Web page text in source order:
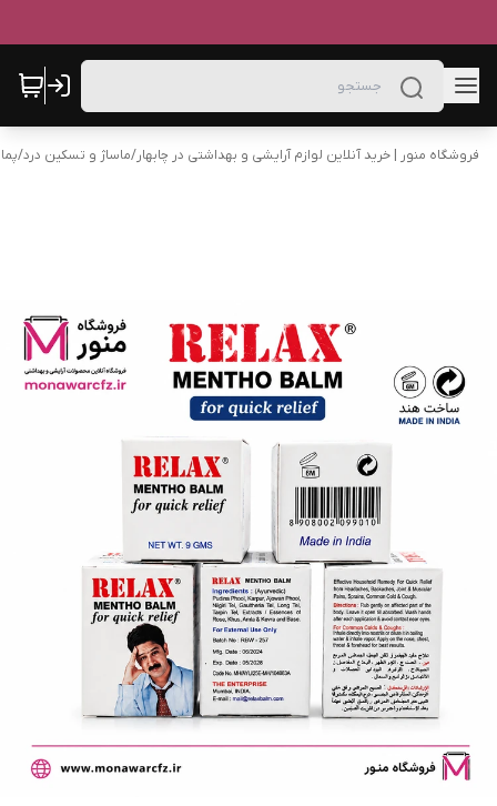
فروشگاه منور | خرید آنلاین لوازم آرایشی و بهداشتی در چابهار/ماساژ و تسکین درد/